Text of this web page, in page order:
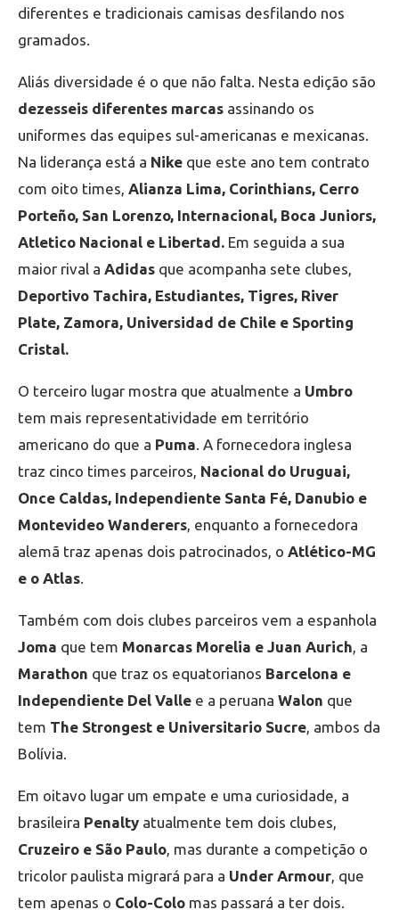
diferentes e tradicionais camisas desfilando nos
gramados.
Aliás diversidade é o que não falta. Nesta edição são
dezesseis diferentes marcas assinando os
uniformes das equipes sul-americanas e mexicanas.
Na liderança está a Nike que este ano tem contrato
com oito times, Alianza Lima, Corinthians, Cerro
Porteño, San Lorenzo, Internacional, Boca Juniors,
Atletico Nacional e Libertad. Em seguida a sua
maior rival a Adidas que acompanha sete clubes,
Deportivo Tachira, Estudiantes, Tigres, River
Plate, Zamora, Universidad de Chile e Sporting
Cristal.
O terceiro lugar mostra que atualmente a Umbro
tem mais representatividade em território
americano do que a Puma . A fornecedora inglesa
traz cinco times parceiros, Nacional do Uruguai,
Once Caldas, Independiente Santa Fé, Danubio e
Montevideo Wanderers , enquanto a fornecedora
alemã traz apenas dois patrocinados, o Atlético-MG
e o Atlas
Também com dois clubes parceiros vem a espanhola
Joma que tem Monarcas Morelia e Juan Aurich , a
Marathon que traz os equatorianos Barcelona e
Independiente Del Valle e a peruana Walon que
tem The Strongest e Universitario Sucre , ambos da
Bolívia.
Em oitavo lugar um empate e uma curiosidade, a
brasileira Penalty atualmente tem dois clubes,
Cruzeiro e São Paulo , mas durante a competição o
tricolor paulista migrará para a Under Armour , que
tem apenas o Colo-Colo mas passará a ter dois.